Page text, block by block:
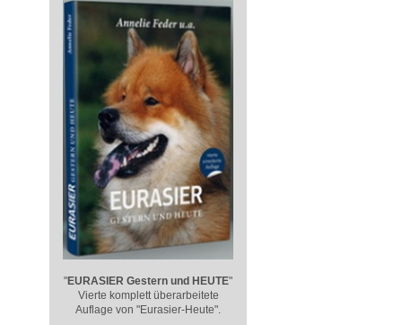
"EURASIER Gestern und HEUTE"
Vierte komplett überarbeitete
Auflage von "Eurasier-Heute".